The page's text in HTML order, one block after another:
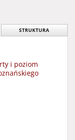
STRUKTURA
i poziom